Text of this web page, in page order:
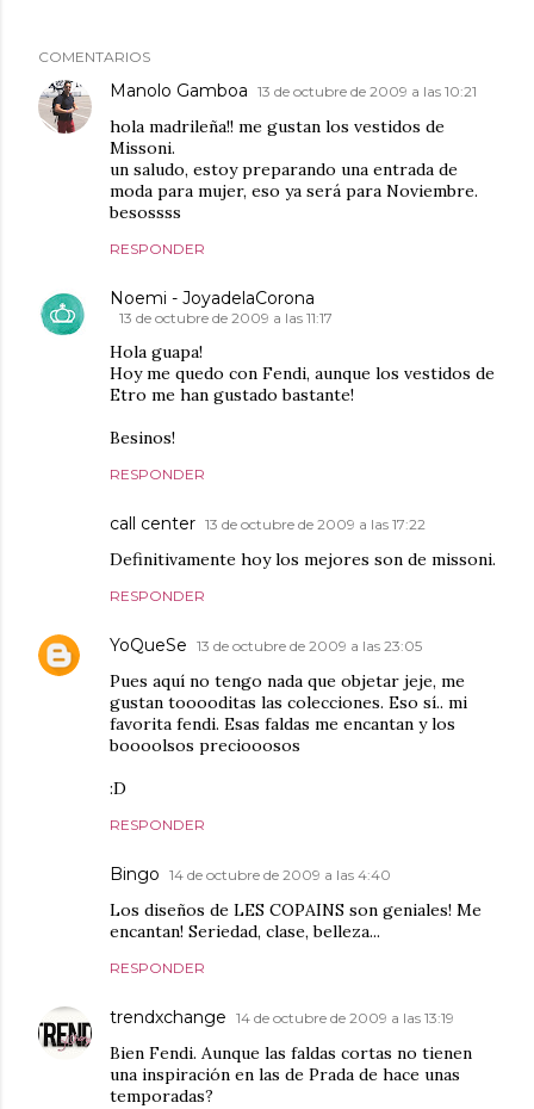
COMENTARIOS
Manolo Gamboa 13 de octubre de 2009 a las 10:21
hola madrileña!! me gustan los vestidos de
Missoni.
un saludo, estoy preparando una entrada de
moda para mujer, eso ya será para Noviembre.
besossss
RESPONDER
Noemi - JoyadelaCorona
13 de octubre de 2009 a las 11:17
Hola guapa!
Hoy me quedo con Fendi, aunque los vestidos de
Etro me han gustado bastante!
Besinos!
RESPONDER
call center 13 de octubre de 2009 a las 17:22
Definitivamente hoy los mejores son de missoni.
RESPONDER
YoQueSe 13 de octubre de 2009 a las 23:05
Pues aquí no tengo nada que objetar jeje, me
gustan tooooditas las colecciones. Eso sí.. mi
favorita fendi. Esas faldas me encantan y los
boooolsos preciooosos
:D
RESPONDER
Bingo 14 de octubre de 2009 a las 4:40
Los diseños de LES COPAINS son geniales! Me
encantan! Seriedad, clase, belleza...
RESPONDER
trendxchange 14 de octubre de 2009 a las 13:19
Bien Fendi. Aunque las faldas cortas no tienen
una inspiración en las de Prada de hace unas
temporadas?